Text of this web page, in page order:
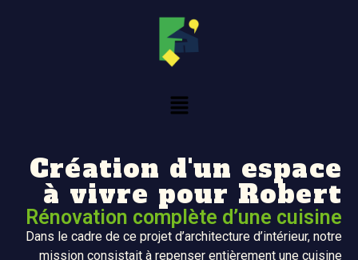
Création d'un espace
à vivre pour Robert
Rénovation complète d’une cuisine
Dans le cadre de ce projet d’architecture d’intérieur, notre
mission consistait à repenser entièrement une cuisine